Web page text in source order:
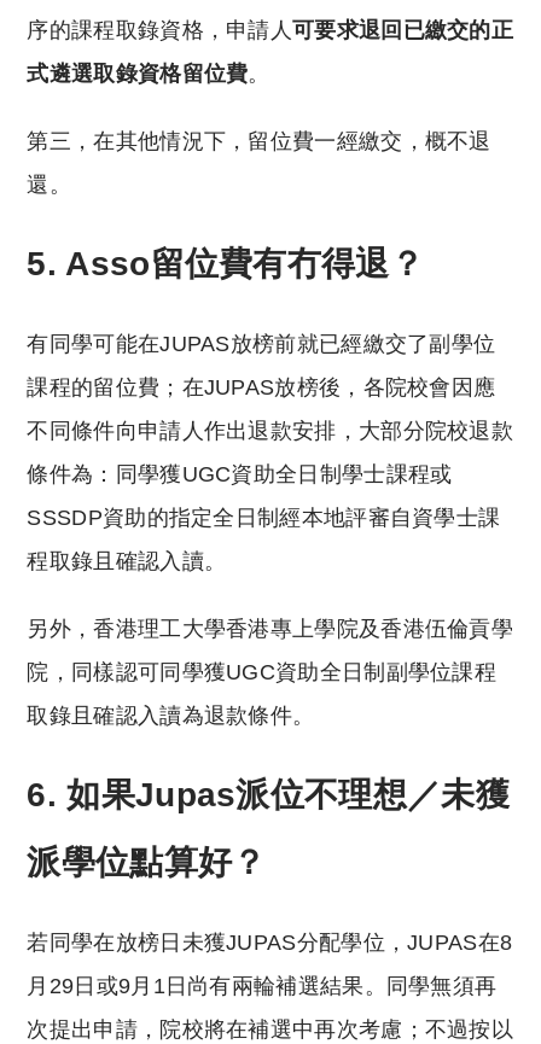
序的課程取錄資格，申請人可要求退回已繳交的正
式遴選取錄資格留位費。
第三，在其他情況下，留位費一經繳交，概不退
還。
5. Asso留位費有冇得退？
有同學可能在JUPAS放榜前就已經繳交了副學位
課程的留位費；在JUPAS放榜後，各院校會因應
不同條件向申請人作出退款安排，大部分院校退款
條件為：同學獲UGC資助全日制學士課程或
SSSDP資助的指定全日制經本地評審自資學士課
程取錄且確認入讀。
另外，香港理工大學香港專上學院及香港伍倫貢學
院，同樣認可同學獲UGC資助全日制副學位課程
取錄且確認入讀為退款條件。
6. 如果Jupas派位不理想／未獲
派學位點算好？
若同學在放榜日未獲JUPAS分配學位，JUPAS在8
月29日或9月1日尚有兩輪補選結果。同學無須再
次提出申請，院校將在補選中再次考慮；不過按以